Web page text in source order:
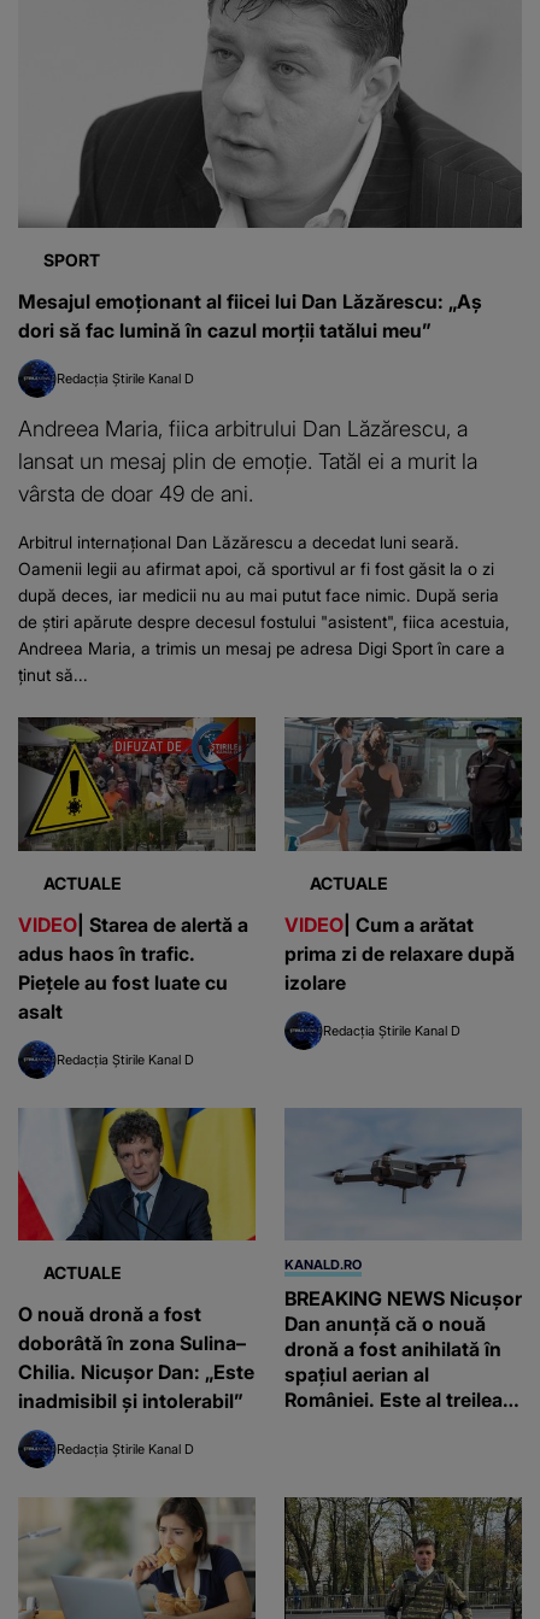
SPORT
Mesajul emoționant al fiicei lui Dan Lăzărescu: „Aş
dori să fac lumină în cazul morţii tatălui meu”
Redacția Știrile Kanal D
Andreea Maria, fiica arbitrului Dan Lăzărescu, a
lansat un mesaj plin de emoție. Tatăl ei a murit la
vârsta de doar 49 de ani.
Arbitrul internațional Dan Lăzărescu a decedat luni seară.
Oamenii legii au afirmat apoi, că sportivul ar fi fost găsit la o zi
după deces, iar medicii nu au mai putut face nimic. După seria
de ştiri apărute despre decesul fostului "asistent", fiica acestuia,
Andreea Maria, a trimis un mesaj pe adresa Digi Sport în care a
ţinut să...
ACTUALE
VIDEO | Starea de alertă a
adus haos în trafic.
Piețele au fost luate cu
asalt
Redacția Știrile Kanal D
ACTUALE
VIDEO | Cum a arătat
prima zi de relaxare după
izolare
Redacția Știrile Kanal D
ACTUALE
O nouă dronă a fost
doborâtă în zona Sulina–
Chilia. Nicușor Dan: „Este
inadmisibil şi intolerabil”
Redacția Știrile Kanal D
KANALD.RO
BREAKING NEWS Nicușor
Dan anunță că o nouă
dronă a fost anihilată în
spațiul aerian al
României. Este al treilea